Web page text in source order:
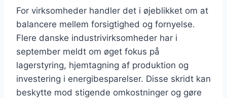
For virksomheder handler det i øjeblikket om at
balancere mellem forsigtighed og fornyelse.
Flere danske industrivirksomheder har i
september meldt om øget fokus på
lagerstyring, hjemtagning af produktion og
investering i energibesparelser. Disse skridt kan
beskytte mod stigende omkostninger og gøre